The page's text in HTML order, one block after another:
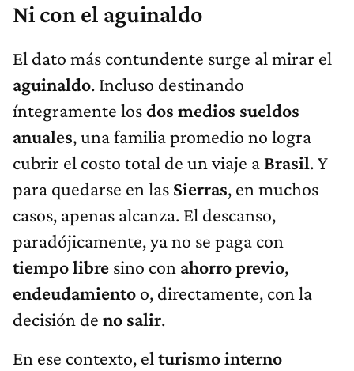
Ni con el aguinaldo
El dato más contundente surge al mirar el
aguinaldo. Incluso destinando
íntegramente losdos medios sueldos
anuales, una familia promedio no logra
cubrir el costo total de un viaje a Brasil. Y
para quedarse en las Sierras, en muchos
casos, apenas alcanza. El descanso,
paradójicamente, ya no se paga con
tiempo libre sino con ahorro previo,
endeudamiento o, directamente, con la
decisión de no salir.
En ese contexto, el turismo interno